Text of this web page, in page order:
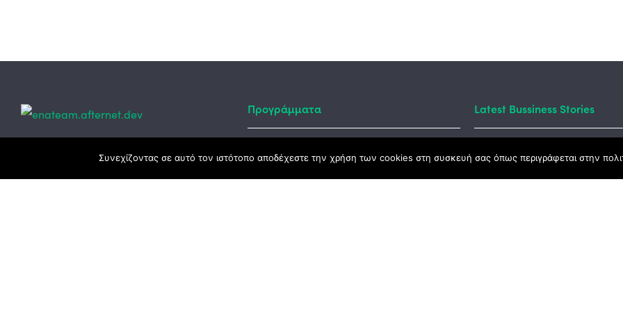
Κεντρικά γραφεία
Προγράμματα
Αναπτυξιακός Νόμος
ΕΣΠΑ
Latest Bussiness Stories
Συνεχίζοντας σε αυτό τον ιστότοπο αποδέχεστε την χρήση των cookies στη συσκευή σας όπως περιγράφεται στην